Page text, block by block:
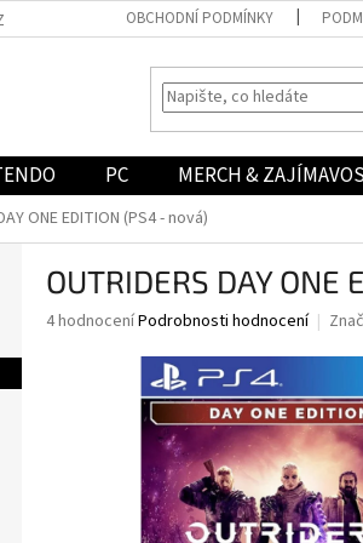
OBCHODNÍ PODMÍNKY
PC MERCH &
ONE EDITION (PS4 - nová)
OUTRIDERS DAY
Průměrné
4 hodnoceníPodrobnosti hodnocení